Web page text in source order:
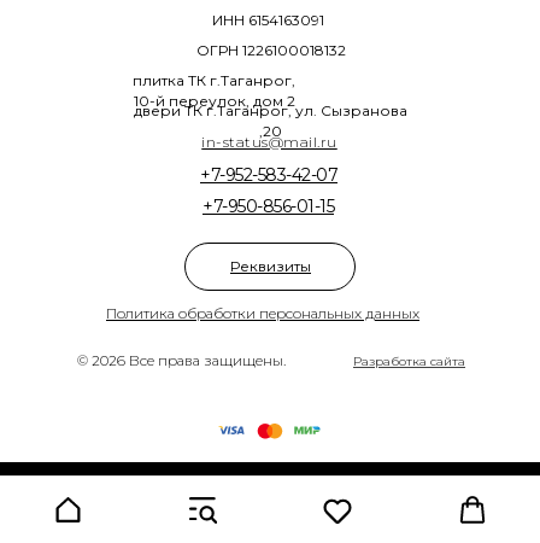
© 2026 Все права защищены.
Политика обработки персональных данных
+7-950-856-01-15
+7-952-583-42-07
плитка ТК г.Таганрог,
10-й переулок, дом 2
двери ТК г.Таганрог, ул. Сызранова
,20
ОГРН 1226100018132
ИНН 6154163091
Разработка сайта
in-status@mail.ru
Реквизиты
Made on Tilda